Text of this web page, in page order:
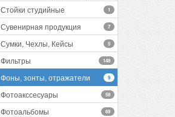
Стойки студийные 1
Сувенирная продукция 7
Сумки, Чехлы, Кейсы 5
Фильтры 148
Фоны, зонты, отражатели 9
Фотоакссесуары 58
Фотоальбомы 69